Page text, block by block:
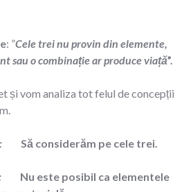
: ”Cele trei nu provin din elemente,
sau o combinație ar produce viață”.
și vom analiza tot felul de concepții
: Să considerăm pe cele trei.
Nu este posibil ca elementele